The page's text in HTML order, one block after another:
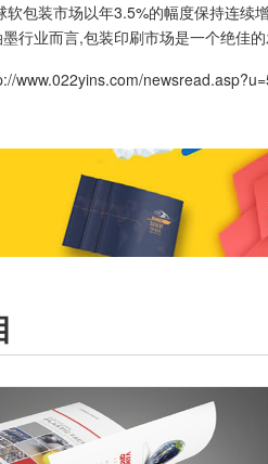
软包装市场以年3.5%的幅度保持连续
行业而言,包装印刷市场是一个绝佳
www.022yins.com/